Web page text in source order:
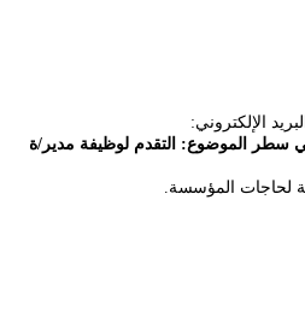
الإلكتروني:
سطر الموضوع: التقدم لوظيفة مدير/ة
لحاجات المؤسسة.